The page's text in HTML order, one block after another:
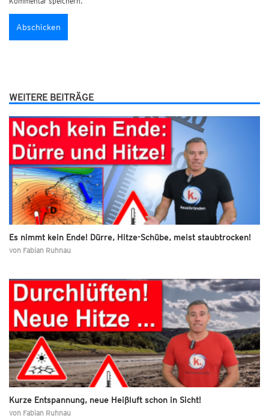
WEITERE BEITRÄGE
Es nimmt kein Ende! Dürre, Hitze-Schübe, meist staubtrocken!
von Fabian Ruhnau
Kurze Entspannung, neue Heißluft schon in Sicht!
von Fabian Ruhnau